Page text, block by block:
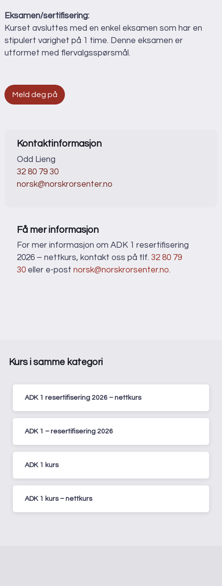
Eksamen/sertifisering:
Kurset avsluttes med en enkel eksamen som har en
stipulert varighet på 1 time. Denne eksamen er
utformet med flervalgsspørsmål.
Meld deg på
Kontaktinformasjon
Odd Lieng
32 80 79 30
norsk@norskrorsenter.no
Få mer informasjon
For mer informasjon om ADK 1 resertifisering
2026 – nettkurs, kontakt oss på tlf.32 80 79
30 eller e-postnorsk@norskrorsenter.no.
Kurs i samme kategori
ADK 1 resertifisering 2026 – nettkurs
ADK 1 – resertifisering 2026
ADK 1 kurs
ADK 1 kurs – nettkurs